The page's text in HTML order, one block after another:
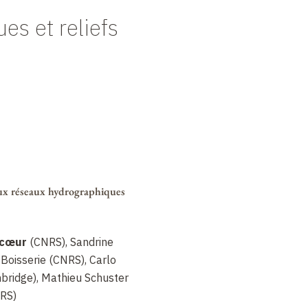
et reliefs
réseaux hydrographiques
(CNRS), Sandrine
(CNRS), Carlo
Mathieu Schuster